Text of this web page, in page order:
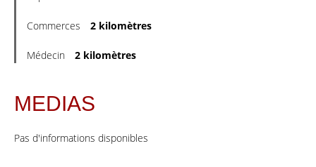
Commerces 2 kilomètres
Médecin 2 kilomètres
MEDIAS
Pas d'informations disponibles